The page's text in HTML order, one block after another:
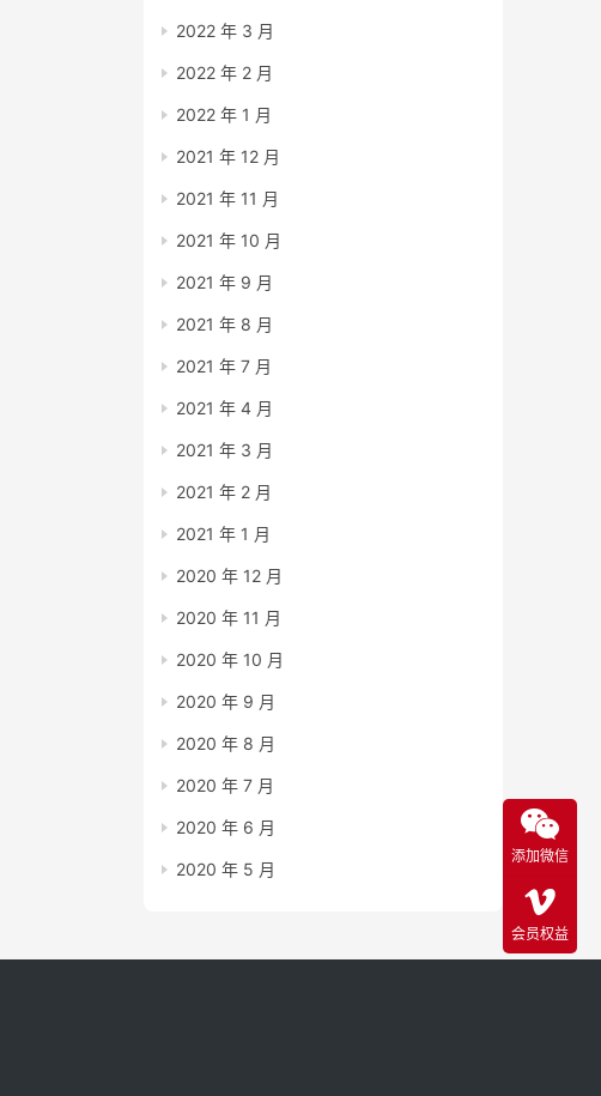
2022 年 3 月
2022 年 2 月
2022 年 1 月
2021 年 12 月
2021 年 11 月
2021 年 10 月
2021 年 9 月
2021 年 8 月
2021 年 7 月
2021 年 4 月
2021 年 3 月
2021 年 2 月
2021 年 1 月
2020 年 12 月
2020 年 11 月
2020 年 10 月
2020 年 9 月
2020 年 8 月
2020 年 7 月
2020 年 6 月
2020 年 5 月
添加微信
会员权益